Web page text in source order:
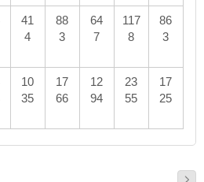
41
4
88
3
64
7
117
8
86
3
10
35
17
66
12
94
23
55
17
25